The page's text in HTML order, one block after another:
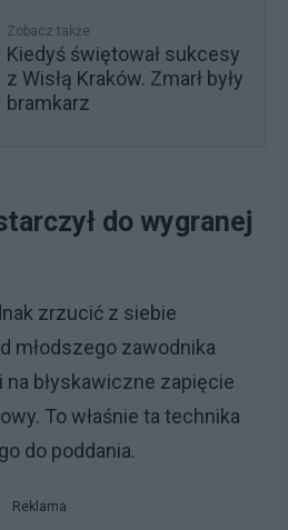
Zobacz także
Kiedyś świętował sukcesy
z Wisłą Kraków. Zmarł były
bramkarz
do wygranej
zrzucić z siebie
młodszego zawodnika
na błyskawiczne zapięcie
To właśnie ta technika
do poddania.
Reklama